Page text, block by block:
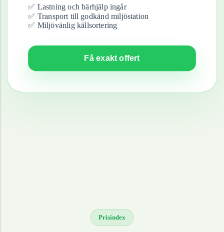
✅ Lastning och bärhjälp ingår
✅ Transport till godkänd miljöstation
✅ Miljövänlig källsortering
Få exakt offert
Prisindex